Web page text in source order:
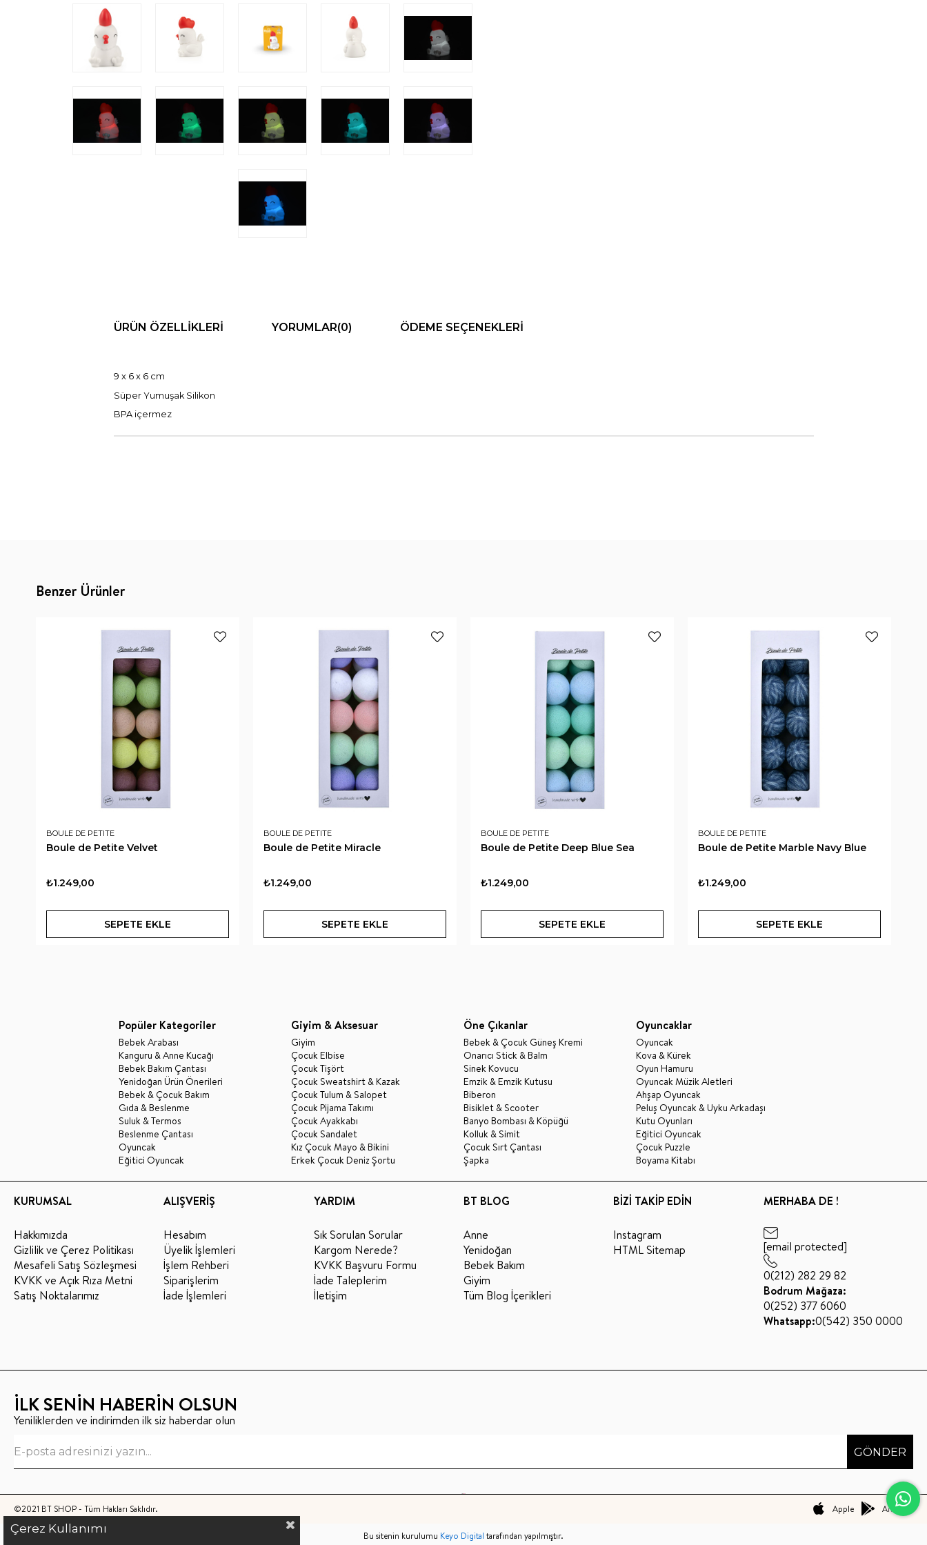
ÜRÜN ÖZELLIKLERI YORUMLAR(0) ÖDEME SEÇENEKLERI
9 x 6 x 6 cm
Süper Yumuşak Silikon
BPA içermez
Benzer Ürünler
BOULE DE PETITE
Boule de Petite Velvet
₺1.249,00
SEPETE EKLE
BOULE DE PETITE
Boule de Petite Miracle
₺1.249,00
SEPETE EKLE
BOULE DE PETITE
Boule de Petite Deep Blue Sea
₺1.249,00
SEPETE EKLE
BOULE DE PETITE
Boule de Petite Marble Navy Blue
₺1.249,00
SEPETE EKLE
Popüler Kategoriler
Bebek Arabası
Kanguru & Anne Kucağı
Bebek Bakım Çantası
Yenidoğan Ürün Önerileri
Bebek & Çocuk Bakım
Gıda & Beslenme
Suluk & Termos
Beslenme Çantası
Oyuncak
Eğitici Oyuncak
Giyim & Aksesuar
Giyim
Çocuk Elbise
Çocuk Tişört
Çocuk Sweatshirt & Kazak
Çocuk Tulum & Salopet
Çocuk Pijama Takımı
Çocuk Ayakkabı
Çocuk Sandalet
Kız Çocuk Mayo & Bikini
Erkek Çocuk Deniz Şortu
Öne Çıkanlar
Bebek & Çocuk Güneş Kremi
Onarıcı Stick & Balm
Sinek Kovucu
Emzik & Emzik Kutusu
Biberon
Bisiklet & Scooter
Banyo Bombası & Köpüğü
Kolluk & Simit
Çocuk Sırt Çantası
Şapka
Oyuncaklar
Oyuncak
Kova & Kürek
Oyun Hamuru
Oyuncak Müzik Aletleri
Ahşap Oyuncak
Peluş Oyuncak & Uyku Arkadaşı
Kutu Oyunları
Eğitici Oyuncak
Çocuk Puzzle
Boyama Kitabı
KURUMSAL
Hakkımızda
Gizlilik ve Çerez Politikası
Mesafeli Satış Sözleşmesi
KVKK ve Açık Rıza Metni
Satış Noktalarımız
ALIŞVERİŞ
Hesabım
Üyelik İşlemleri
İşlem Rehberi
Siparişlerim
İade İşlemleri
YARDIM
Sık Sorulan Sorular
Kargom Nerede?
KVKK Başvuru Formu
İade Taleplerim
İletişim
BT BLOG
Anne
Yenidoğan
Bebek Bakım
Giyim
Tüm Blog İçerikleri
BİZİ TAKİP EDİN
Instagram
HTML Sitemap
MERHABA DE !
[email protected]
0(212) 282 29 82
Bodrum Mağaza:
0(252) 377 6060
Whatsapp:0(542) 350 0000
İLK SENİN HABERİN OLSUN
Yeniliklerden ve indirimden ilk siz haberdar olun
GÖNDER
©2021 BT SHOP - Tüm Hakları Saklıdır. Apple Android
Bu sitenin kurulumu Keyo Digital tarafından yapılmıştır.
Çerez Kullanımı